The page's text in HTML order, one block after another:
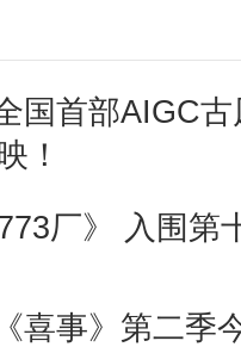
国首部AIGC
！
厂》 入围
喜事》第二季